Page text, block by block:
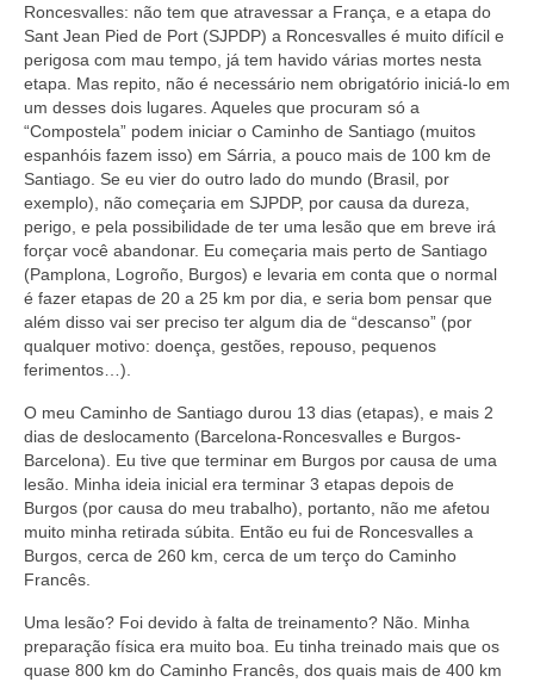
Roncesvalles: não tem que atravessar a França, e a etapa do
Sant Jean Pied de Port (SJPDP) a Roncesvalles é muito difícil e
perigosa com mau tempo, já tem havido várias mortes nesta
etapa. Mas repito, não é necessário nem obrigatório iniciá-lo em
um desses dois lugares. Aqueles que procuram só a
“Compostela” podem iniciar o Caminho de Santiago (muitos
espanhóis fazem isso) em Sárria, a pouco mais de 100 km de
Santiago. Se eu vier do outro lado do mundo (Brasil, por
exemplo), não começaria em SJPDP, por causa da dureza,
perigo, e pela possibilidade de ter uma lesão que em breve irá
forçar você abandonar. Eu começaria mais perto de Santiago
(Pamplona, Logroño, Burgos) e levaria em conta que o normal
é fazer etapas de 20 a 25 km por dia, e seria bom pensar que
além disso vai ser preciso ter algum dia de “descanso” (por
qualquer motivo: doença, gestões, repouso, pequenos
ferimentos…).
O meu Caminho de Santiago durou 13 dias (etapas), e mais 2
dias de deslocamento (Barcelona-Roncesvalles e Burgos-
Barcelona). Eu tive que terminar em Burgos por causa de uma
lesão. Minha ideia inicial era terminar 3 etapas depois de
Burgos (por causa do meu trabalho), portanto, não me afetou
muito minha retirada súbita. Então eu fui de Roncesvalles a
Burgos, cerca de 260 km, cerca de um terço do Caminho
Francês.
Uma lesão? Foi devido à falta de treinamento? Não. Minha
preparação física era muito boa. Eu tinha treinado mais que os
quase 800 km do Caminho Francês, dos quais mais de 400 km